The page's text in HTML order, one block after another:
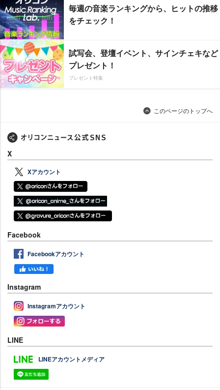
毎週の音楽ランキングから、ヒットの推移
をチェック！
試写会、登壇イベント、サインチェキなど
プレゼント！
プレゼント特集
このページのトップへ
X
Xアカウント
Facebook
Facebookアカウント
Instagram
Instagramアカウント
LINE
LINEアカウントメディア